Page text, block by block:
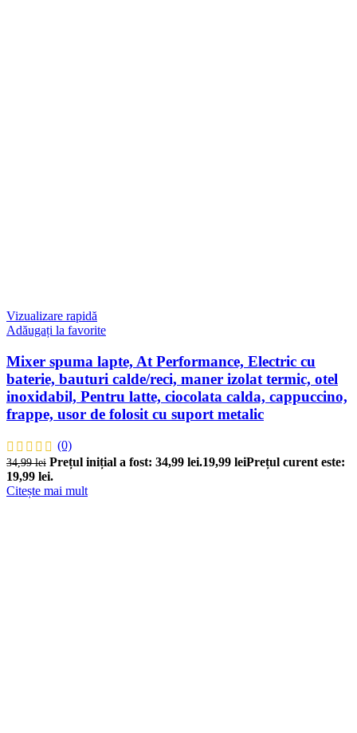
Vizualizare rapidă
Adăugați la favorite
Mixer spuma lapte, At Performance, Electric cu
baterie, bauturi calde/reci, maner izolat termic, otel
inoxidabil, Pentru latte, ciocolata calda, cappuccino,
frappe, usor de folosit cu suport metalic
(0)
34,99lei Prețul inițial a fost: 34,99 lei.19,99 leiPrețul curent este:
19,99 lei.
Citește mai mult